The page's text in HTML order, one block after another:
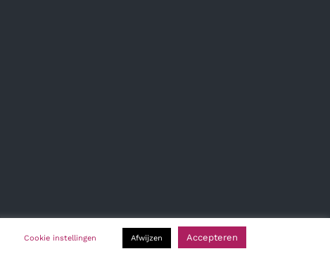
Cookie instellingen Afwijzen Accepteren